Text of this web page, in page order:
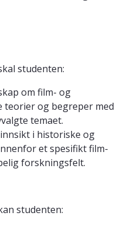
studenten:
om film- og
teorier og begreper med
temaet.
i historiske og
et spesifikt film-
forskningsfelt.
studenten: